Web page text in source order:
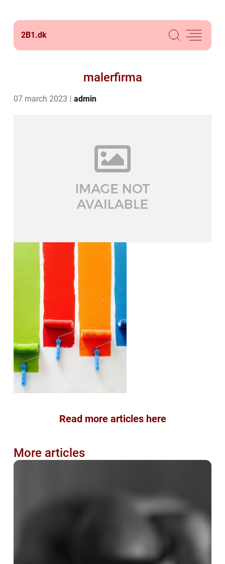
2B1.dk
malerfirma
07 march 2023 admin
Read more articles here
More articles